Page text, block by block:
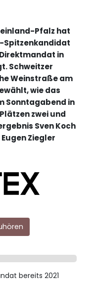
Pfalz hat
Spitzenkandidat
in
Schweitzer
Weinstraße am
wie das
Sonntagabend in
zwei und
Sven Koch
Ziegler
bereits 2021